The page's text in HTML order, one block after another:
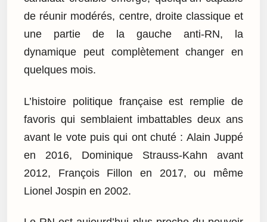
de réunir modérés, centre, droite classique et
une partie de la gauche anti-RN, la
dynamique peut complètement changer en
quelques mois.
L’histoire politique française est remplie de
favoris qui semblaient imbattables deux ans
avant le vote puis qui ont chuté : Alain Juppé
en 2016, Dominique Strauss-Kahn avant
2012, François Fillon en 2017, ou même
Lionel Jospin en 2002.